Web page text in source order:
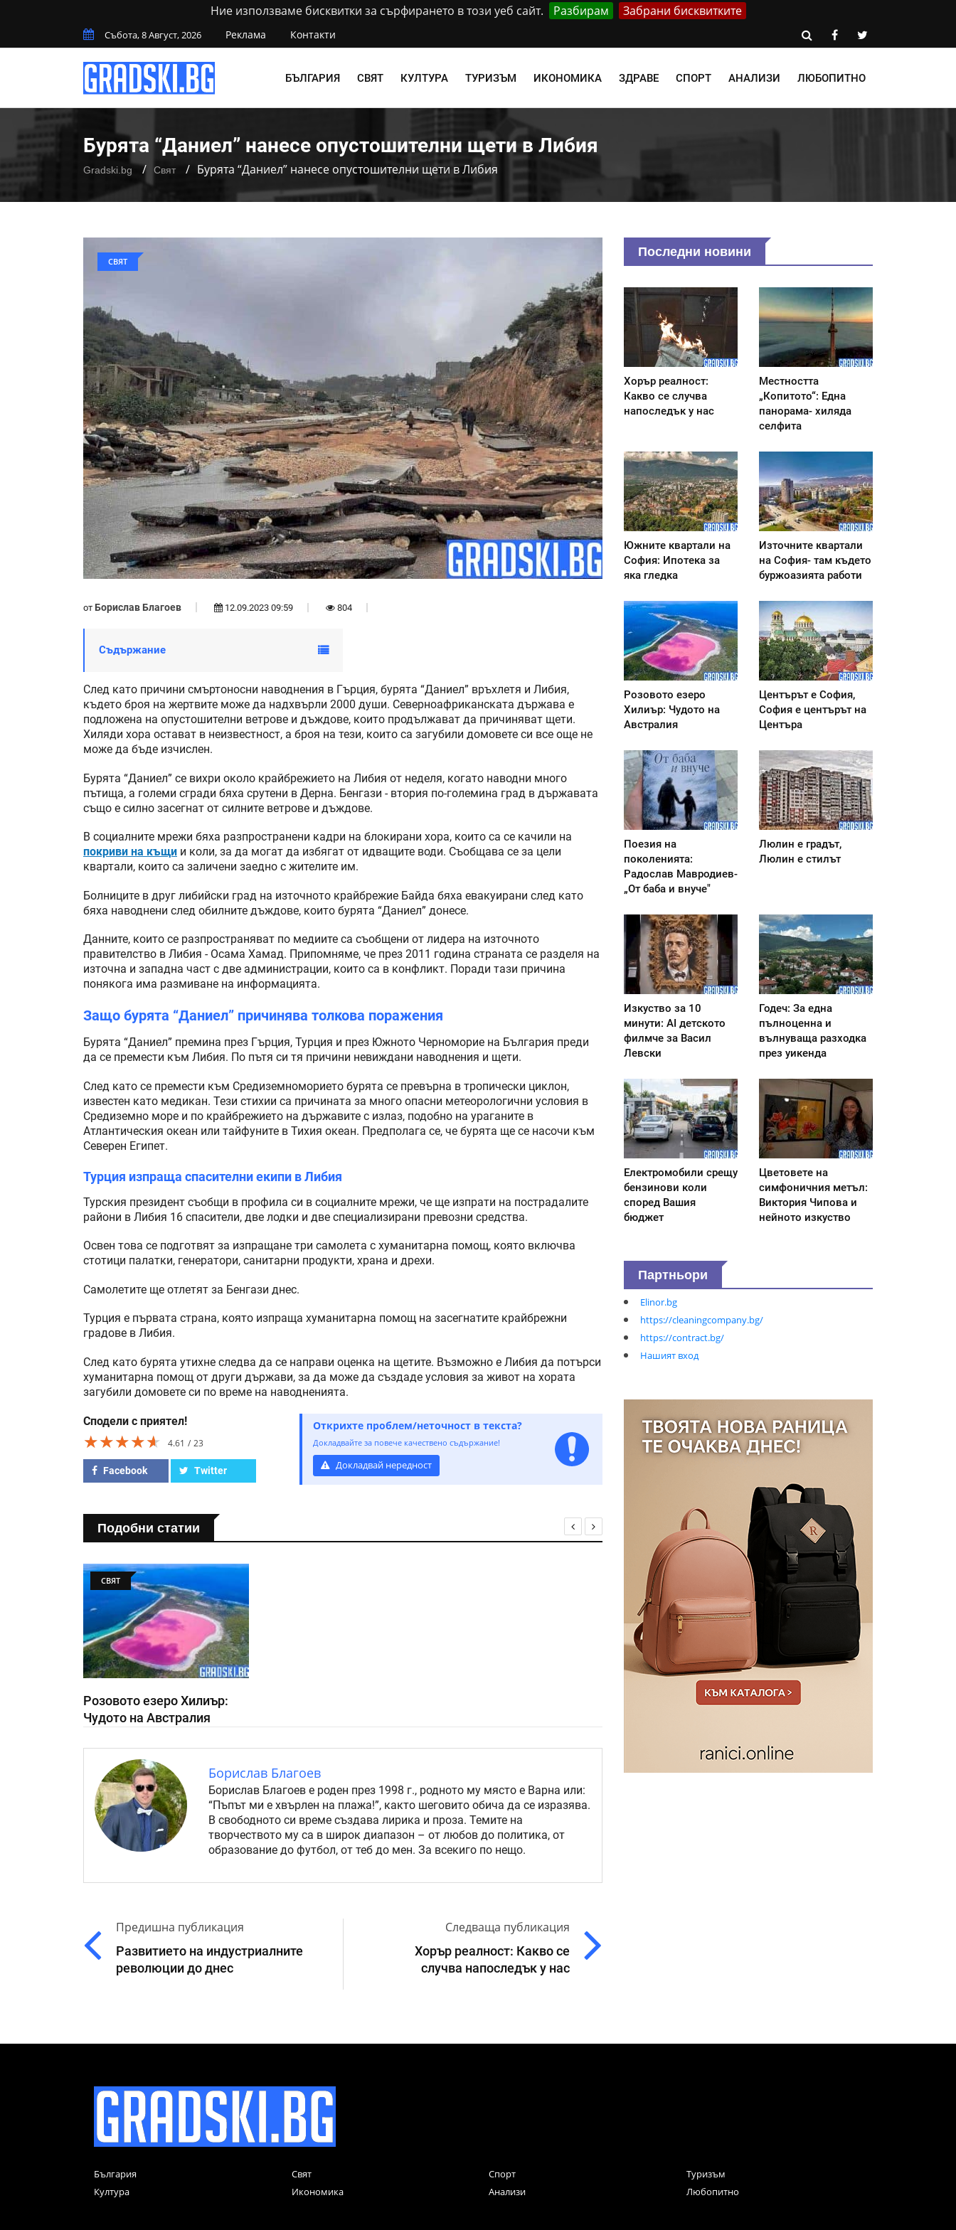
Ние използваме бисквитки за сърфирането в този уеб сайт. Разбирам Забрани бисквитките
Събота, 8 Август, 2026 Реклама Контакти
БЪЛГАРИЯ СВЯТ КУЛТУРА ТУРИЗЪМ ИКОНОМИКА ЗДРАВЕ СПОРТ АНАЛИЗИ ЛЮБОПИТНО
Бурята “Даниел” нанесе опустошителни щети в Либия
Gradski.bg Свят Бурята “Даниел” нанесе опустошителни щети в Либия
СВЯТ
от Борислав Благоев 12.09.2023 09:59 804
Съдържание
След като причини смъртоносни наводнения в Гърция, бурята “Даниел” връхлетя и Либия,
където броя на жертвите може да надхвърли 2000 души. Северноафриканската държава е
подложена на опустошителни ветрове и дъждове, които продължават да причиняват щети.
Хиляди хора остават в неизвестност, а броя на тези, които са загубили домовете си все още не
може да бъде изчислен.
Бурята “Даниел” се вихри около крайбрежието на Либия от неделя, когато наводни много
пътища, а големи сгради бяха срутени в Дерна. Бенгази - втория по-големина град в държавата
също е силно засегнат от силните ветрове и дъждове.
В социалните мрежи бяха разпространени кадри на блокирани хора, които са се качили на
покриви на къщи и коли, за да могат да избягат от идващите води. Съобщава се за цели
квартали, които са заличени заедно с жителите им.
Болниците в друг либийски град на източното крайбрежие Байда бяха евакуирани след като
бяха наводнени след обилните дъждове, които бурята “Даниел” донесе.
Данните, които се разпространяват по медиите са съобщени от лидера на източното
правителство в Либия - Осама Хамад. Припомняме, че през 2011 година страната се разделя на
източна и западна част с две администрации, които са в конфликт. Поради тази причина
понякога има размиване на информацията.
Защо бурята “Даниел” причинява толкова поражения
Бурята “Даниел” премина през Гърция, Турция и през Южното Черноморие на България преди
да се премести към Либия. По пътя си тя причини невиждани наводнения и щети.
След като се премести към Средиземноморието бурята се превърна в тропически циклон,
известен като медикан. Тези стихии са причината за много опасни метеорологични условия в
Средиземно море и по крайбрежието на държавите с излаз, подобно на ураганите в
Атлантическия океан или тайфуните в Тихия океан. Предполага се, че бурята ще се насочи към
Северен Египет.
Турция изпраща спасителни екипи в Либия
Турския президент съобщи в профила си в социалните мрежи, че ще изпрати на пострадалите
райони в Либия 16 спасители, две лодки и две специализирани превозни средства.
Освен това се подготвят за изпращане три самолета с хуманитарна помощ, която включва
стотици палатки, генератори, санитарни продукти, храна и дрехи.
Самолетите ще отлетят за Бенгази днес.
Турция е първата страна, която изпраща хуманитарна помощ на засегнатите крайбрежни
градове в Либия.
След като бурята утихне следва да се направи оценка на щетите. Възможно е Либия да потърси
хуманитарна помощ от други държави, за да може да създаде условия за живот на хората
загубили домовете си по време на наводненията.
Сподели с приятел!
★★★★★
★★★★★
★★★★★ 4.61 23
Facebook Twitter
Открихте проблем/неточност в текста?
Докладвайте за повече качествено съдържание!
Докладвай нередност
Подобни статии
СВЯТ
Розовото езеро Хилиър:
Чудото на Австралия
Борислав Благоев
Борислав Благоев е роден през 1998 г., родното му място е Варна или:
“Пъпът ми е хвърлен на плажа!”, както шеговито обича да се изразява.
В свободното си време създава лирика и проза. Темите на
творчеството му са в широк диапазон – от любов до политика, от
образование до футбол, от теб до мен. За всекиго по нещо.
Предишна публикация
Развитието на индустриалните
революции до днес
Следваща публикация
Хорър реалност: Какво се
случва напоследък у нас
Последни новини
Хорър реалност:
Какво се случва
напоследък у нас
Местността
„Копитото“: Една
панорама- хиляда
селфита
Южните квартали на
София: Ипотека за
яка гледка
Източните квартали
на София- там където
буржоазията работи
Розовото езеро
Хилиър: Чудото на
Австралия
Центърът е София,
София е центърът на
Центъра
Поезия на
поколенията:
Радослав Мавродиев-
„От баба и внуче"
Люлин е градът,
Люлин е стилът
Изкуство за 10
минути: AI детското
филмче за Васил
Левски
Годеч: За една
пълноценна и
вълнуваща разходка
през уикенда
Електромобили срещу
бензинови коли
според Вашия
бюджет
Цветовете на
симфоничния метъл:
Виктория Чипова и
нейното изкуство
Партньори
Elinor.bg
https://cleaningcompany.bg/
https://contract.bg/
Нашият вход
България Свят Спорт
Туризъм
Култура
Икономика Анализи Любопитно